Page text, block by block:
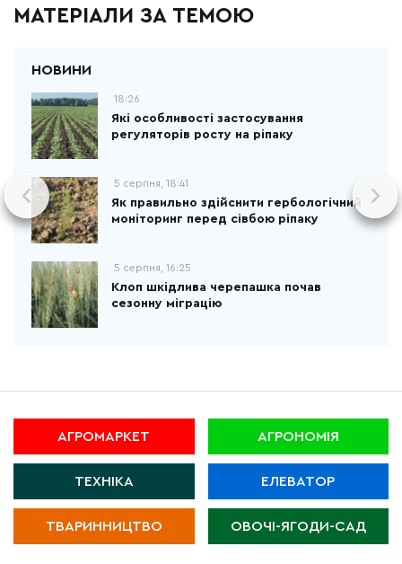
МАТЕРІАЛИ ЗА ТЕМОЮ
18:26
Які особливості застосування
регуляторів росту на ріпаку
5 серпня, 18:41
Як правильно здійснити гербологічний
моніторинг перед сівбою ріпаку
5 серпня, 16:25
Клоп шкідлива черепашка почав
сезонну міграцію
АГРОМАРКЕТ АГРОНОМІЯ
ТЕХНІКА ЕЛЕВАТОР
ТВАРИННИЦТВО ОВОЧІ-ЯГОДИ-САД